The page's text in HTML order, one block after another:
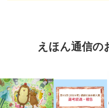
えほん通信の